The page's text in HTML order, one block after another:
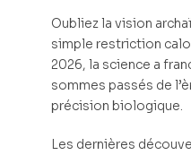
Oubliez la vision
simple restriction
2026, la science a
sommes passés de
précision biologique.
Les dernières